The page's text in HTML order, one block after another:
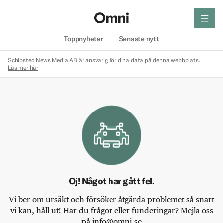
Toppnyheter Senaste nytt
meny
Schibsted News Media AB är ansvarig för dina data på denna webbplats.
Läs mer här
Oj! Något har gått fel.
Vi ber om ursäkt och försöker åtgärda problemet så snart
vi kan, håll ut! Har du frågor eller funderingar? Mejla oss